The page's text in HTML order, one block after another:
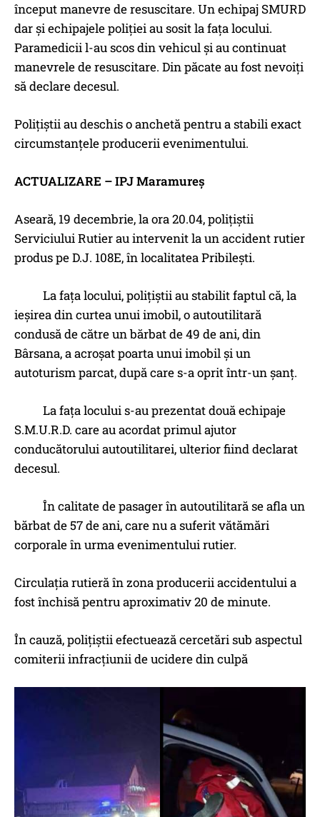
început manevre de resuscitare. Un echipaj SMURD
dar și echipajele poliției au sosit la fața locului.
Paramedicii l-au scos din vehicul și au continuat
manevrele de resuscitare. Din păcate au fost nevoiți
să declare decesul.
Polițiștii au deschis o anchetă pentru a stabili exact
circumstanțele producerii evenimentului.
ACTUALIZARE – IPJ Maramureș
Aseară, 19 decembrie, la ora 20.04, polițiștii
Serviciului Rutier au intervenit la un accident rutier
produs pe D.J. 108E, în localitatea Pribilești.
La fața locului, polițiștii au stabilit faptul că, la
ieșirea din curtea unui imobil, o autoutilitară
condusă de către un bărbat de 49 de ani, din
Bârsana, a acroșat poarta unui imobil și un
autoturism parcat, după care s-a oprit într-un șanț.
La fața locului s-au prezentat două echipaje
S.M.U.R.D. care au acordat primul ajutor
conducătorului autoutilitarei, ulterior fiind declarat
decesul.
În calitate de pasager în autoutilitară se afla un
bărbat de 57 de ani, care nu a suferit vătămări
corporale în urma evenimentului rutier.
Circulația rutieră în zona producerii accidentului a
fost închisă pentru aproximativ 20 de minute.
În cauză, polițiștii efectuează cercetări sub aspectul
comiterii infracțiunii de ucidere din culpă